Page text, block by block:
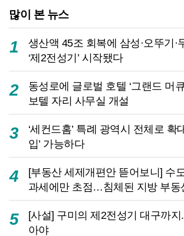
많이 본 뉴스
1
생산액 45조 회복에 삼성·오뚜기
‘제2전성기’ 시작됐다
2
동성로에 글로벌 호텔 ‘그랜드 머
보텔 자리 사무실 개설
3
‘세컨드홈’ 특례 광역시 전체로 확
입’ 가능하다
4
[부동산 세제개편안 뜯어보니] 수
과세에만 초점…침체된 지방 부동
5
[사설] 구미의 제2전성기 대구까
아야